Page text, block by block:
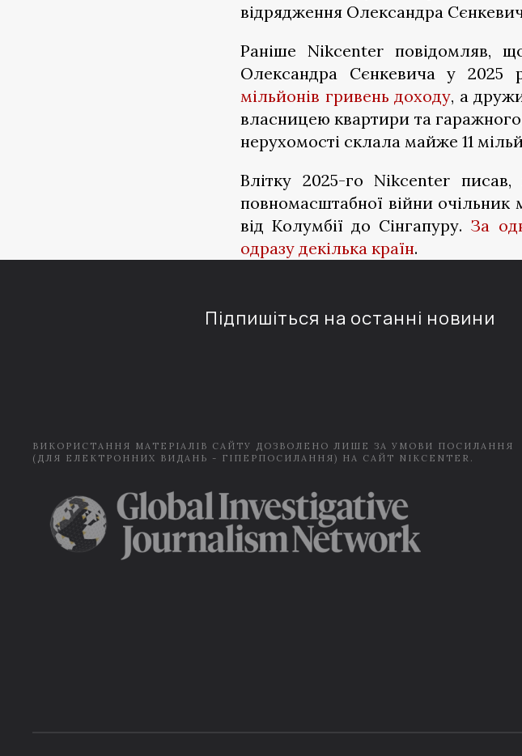
відрядження Олександра
Раніше Nikcenter повідомляв,
Олександра Сєнкевича у 2025
мільйонів гривень доходу, а
власницею квартири та гаражного
нерухомості склала майже 11
Влітку 2025-го Nikcenter
повномасштабної війни очільник
від Колумбії до Сінгапуру. За
одразу декілька країн.
Підпишіться на останні новини
ВИКОРИСТАННЯ МАТЕРІАЛІВ САЙТУ ДОЗВОЛЕНО ЛИШЕ ЗА УМОВИ ПОСИЛАННЯ
(ДЛЯ ЕЛЕКТРОННИХ ВИДАНЬ - ГІПЕРПОСИЛАННЯ) НА САЙТ NIKCENTER.